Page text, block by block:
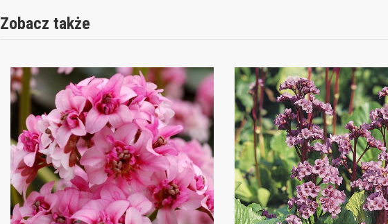
Zobacz także